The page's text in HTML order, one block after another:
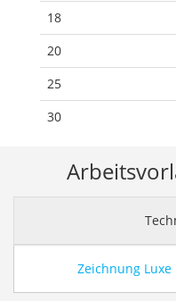
18
20
25
30
Zeichnung